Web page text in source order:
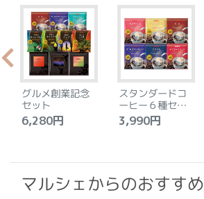
グルメ創業記念
セット
6,280円
スタンダードコ
ーヒー６種セッ
ト
3,990円
マルシェからのおすすめ